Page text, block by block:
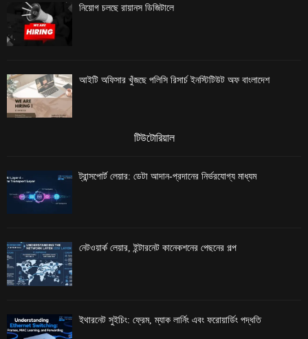
নিয়োগ চলছে রায়ানস ডিজিটালে
আইটি অফিসার খুঁজছে পলিসি রিসার্চ ইনস্টিটিউট অফ বাংলাদেশ
টিউটোরিয়াল
ট্রান্সপোর্ট লেয়ার: ডেটা আদান-প্রদানের নির্ভরযোগ্য মাধ্যম
নেটওয়ার্ক লেয়ার, ইন্টারনেট কানেকশনের পেছনের গল্প
ইথারনেট সুইচিং: ফ্রেম, ম্যাক লার্নিং এবং ফরোয়ার্ডিং পদ্ধতি